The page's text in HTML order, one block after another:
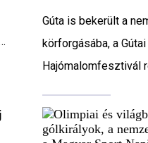
Gúta is bekerült a
körforgásába, a
Hajómalomfesztivál
a Duna Fesztivál
hálózat Közép-,